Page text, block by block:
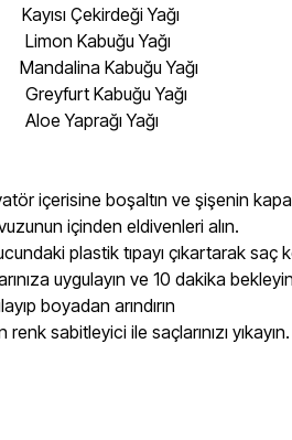
Çekirdeği Yağı
Kabuğu Yağı
Kabuğu Yağı
Kabuğu Yağı
Yaprağı Yağı
içerisine boşaltın ve şişenin
içinden eldivenleri alın.
plastik tıpayı çıkartarak
uygulayın ve 10 dakika
boyadan arındırın
sabitleyici ile saçlarınızı yıkayın.